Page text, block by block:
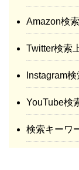
Amazon検
Twitter検索
Instagram
YouTube検
検索キーワ